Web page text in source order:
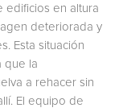
edificios en altura
deteriorada y
Esta situación
que la
a rehacer sin
El equipo de